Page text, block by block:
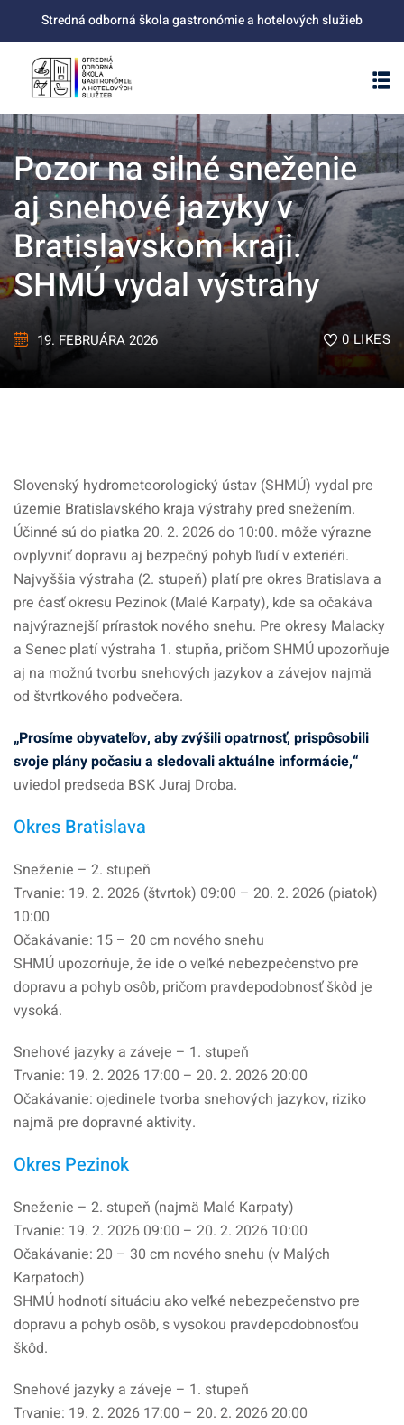
content
Stredná odborná škola gastronómie a hotelových služieb
Pozor na silné sneženie
aj snehové jazyky v
Bratislavskom kraji.
SHMÚ vydal výstrahy
19. FEBRUÁRA 2026 0LIKES
Slovenský hydrometeorologický ústav (SHMÚ) vydal pre
územie Bratislavského kraja výstrahy pred snežením.
Účinné sú do piatka 20. 2. 2026 do 10:00. môže výrazne
ovplyvniť dopravu aj bezpečný pohyb ľudí v exteriéri.
Najvyššia výstraha (2. stupeň) platí pre okres Bratislava a
pre časť okresu Pezinok (Malé Karpaty), kde sa očakáva
najvýraznejší prírastok nového snehu. Pre okresy Malacky
a Senec platí výstraha 1. stupňa, pričom SHMÚ upozorňuje
aj na možnú tvorbu snehových jazykov a závejov najmä
od štvrtkového podvečera.
„Prosíme obyvateľov, aby zvýšili opatrnosť, prispôsobili
svoje plány počasiu a sledovali aktuálne informácie,“
uviedol predseda BSK Juraj Droba.
Okres Bratislava
Sneženie – 2. stupeň
Trvanie: 19. 2. 2026 (štvrtok) 09:00 – 20. 2. 2026 (piatok)
10:00
Očakávanie: 15 – 20 cm nového snehu
SHMÚ upozorňuje, že ide o veľké nebezpečenstvo pre
dopravu a pohyb osôb, pričom pravdepodobnosť škôd je
vysoká.
Snehové jazyky a záveje – 1. stupeň
Trvanie: 19. 2. 2026 17:00 – 20. 2. 2026 20:00
Očakávanie: ojedinele tvorba snehových jazykov, riziko
najmä pre dopravné aktivity.
Okres Pezinok
Sneženie – 2. stupeň (najmä Malé Karpaty)
Trvanie: 19. 2. 2026 09:00 – 20. 2. 2026 10:00
Očakávanie: 20 – 30 cm nového snehu (v Malých
Karpatoch)
SHMÚ hodnotí situáciu ako veľké nebezpečenstvo pre
dopravu a pohyb osôb, s vysokou pravdepodobnosťou
škôd.
Snehové jazyky a záveje – 1. stupeň
Trvanie: 19. 2. 2026 17:00 – 20. 2. 2026 20:00